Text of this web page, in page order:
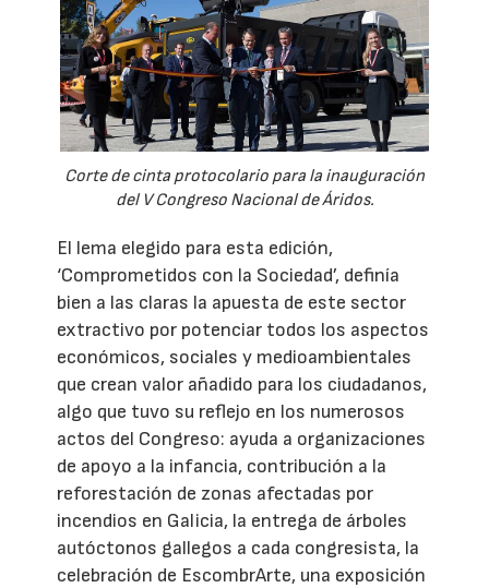
Corte de cinta protocolario para la inauguración
del V Congreso Nacional de Áridos.
El lema elegido para esta edición,
‘Comprometidos con la Sociedad’, definía
bien a las claras la apuesta de este sector
extractivo por potenciar todos los aspectos
económicos, sociales y medioambientales
que crean valor añadido para los ciudadanos,
algo que tuvo su reflejo en los numerosos
actos del Congreso: ayuda a organizaciones
de apoyo a la infancia, contribución a la
reforestación de zonas afectadas por
incendios en Galicia, la entrega de árboles
autóctonos gallegos a cada congresista, la
celebración de EscombrArte, una exposición